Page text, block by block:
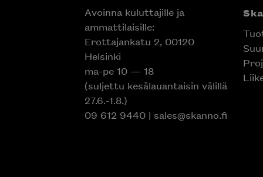
Avoinna kuluttajille ja
ammattilaisille:
Erottajankatu 2, 00120
Helsinki
ma-pe 10 — 18
(suljettu kesälauantaisin välillä
27.6.-1.8.)
09 612 9440| sales@skanno.fi